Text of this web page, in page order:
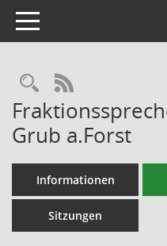
Toggle navigation
RSS-Feed
Grub a.Forst
Informationen
Sitzungen